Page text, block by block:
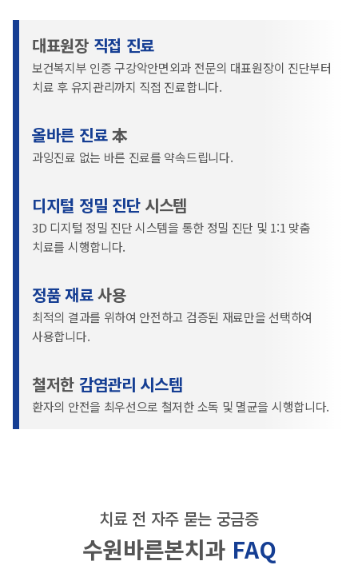
대표원장 직접 진료
보건복지부 인증 구강악안면외과 전문의 대표원장이 진단부터
치료 후 유지관리까지 직접 진료합니다.
올바른 진료本
과잉진료 없는 바른 진료를 약속드립니다.
디지털 정밀 진단시스템
3D 디지털 정밀 진단 시스템을 통한 정밀 진단 및 1:1 맞춤
치료를 시행합니다.
정품 재료사용
최적의 결과를 위하여 안전하고 검증된 재료만을 선택하여
사용합니다.
철저한 감염관리 시스템
환자의 안전을 최우선으로 철저한 소독 및 멸균을 시행합니다.
치료 전 자주 묻는 궁금증
수원바른본치과 FAQ